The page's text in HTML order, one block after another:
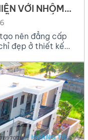
VỚI NHÔM
MỰC SỐNG
nên đẳng cấp
đẹp ở thiết kế
là yếu tố quan
sống và giá trị